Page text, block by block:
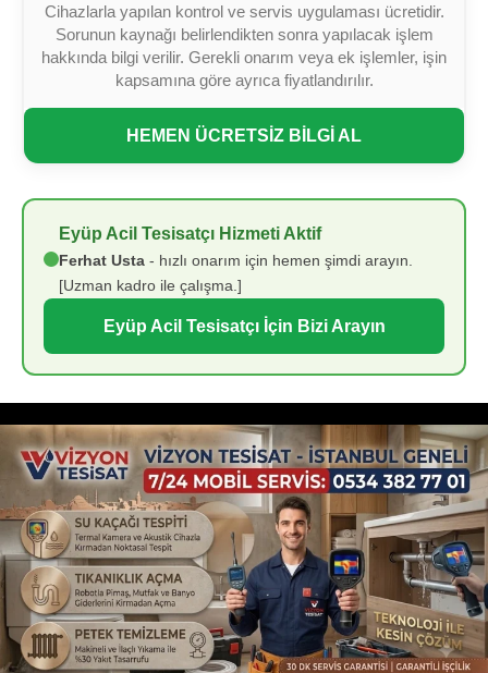
Cihazlarla yapılan kontrol ve servis uygulaması ücretidir.
Sorunun kaynağı belirlendikten sonra yapılacak işlem
hakkında bilgi verilir. Gerekli onarım veya ek işlemler, işin
kapsamına göre ayrıca fiyatlandırılır.
HEMEN ÜCRETSİZ BİLGİ AL
Eyüp Acil Tesisatçı Hizmeti Aktif
Ferhat Usta - hızlı onarım için hemen şimdi arayın.
[Uzman kadro ile çalışma.]
Eyüp Acil Tesisatçı İçin Bizi Arayın